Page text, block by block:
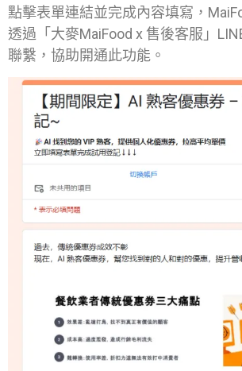
點擊表單連結並完成內容填寫，
透過「大麥MaiFood x 售後客服」
聯繫，協助開通此功能。